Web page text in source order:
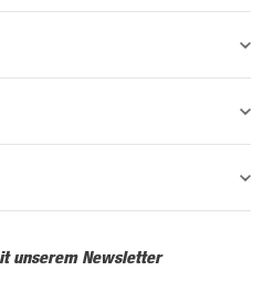
unserem Newsletter